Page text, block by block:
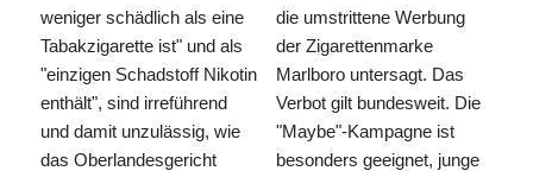
weniger schädlich als eine
Tabakzigarette ist" und als
"einzigen Schadstoff Nikotin
enthält", sind irreführend
und damit unzulässig, wie
das Oberlandesgericht
die umstrittene Werbung
der Zigarettenmarke
Marlboro untersagt. Das
Verbot gilt bundesweit. Die
"Maybe"-Kampagne ist
besonders geeignet, junge